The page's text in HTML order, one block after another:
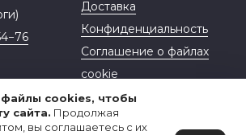
cookies, чтобы
сайта. Продолжая
вы соглашаетесь с их
Доставка
Конфиденциальность
Соглашение о файлах
cookie
Договор-оферта